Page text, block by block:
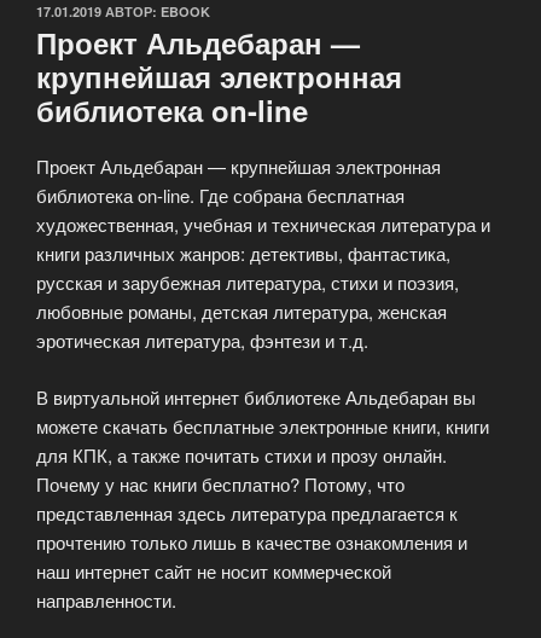
ОПУБЛИКОВАНО
17.01.2019 АВТОР: EBOOK
Проект Альдебаран —
крупнейшая электронная
библиотека on-line
Проект Альдебаран — крупнейшая электронная
библиотека on-line. Где собрана бесплатная
художественная, учебная и техническая литература и
книги различных жанров: детективы, фантастика,
русская и зарубежная литература, стихи и поэзия,
любовные романы, детская литература, женская
эротическая литература, фэнтези и т.д.
В виртуальной интернет библиотеке Альдебаран вы
можете скачать бесплатные электронные книги, книги
для КПК, а также почитать стихи и прозу онлайн.
Почему у нас книги бесплатно? Потому, что
представленная здесь литература предлагается к
прочтению только лишь в качестве ознакомления и
наш интернет сайт не носит коммерческой
направленности.